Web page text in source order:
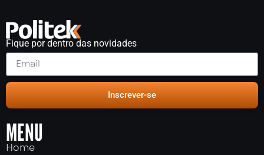
Fique por dentro das novidades
Inscrever-se
MENU
Home